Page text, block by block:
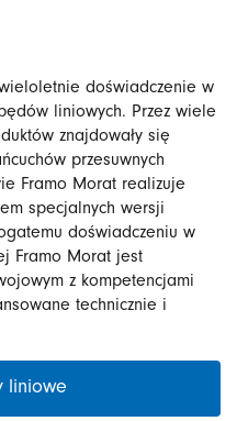
doświadczenie w
liniowych. Przez wiele
znajdowały się
przesuwnych
Framo Morat realizuje
specjalnych wersji
doświadczeniu w
Framo Morat jest
z kompetencjami
technicznie i
liniowe